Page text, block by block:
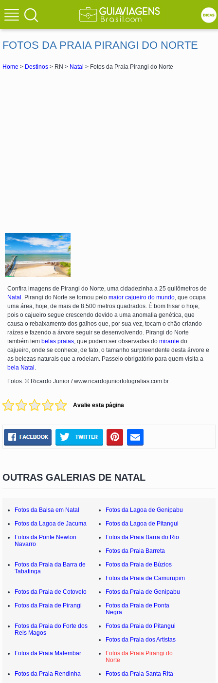
FOTOS DA PRAIA PIRANGI DO NORTE
Home > Destinos > RN > Natal > Fotos da Praia Pirangi do Norte
Confira imagens de Pirangi do Norte, uma cidadezinha a 25 quilômetros de
Natal . Pirangi do Norte se tornou pelo maior cajueiro do mundo , que ocupa
uma área, hoje, de mais de 8.500 metros quadrados. É bom frisar o hoje,
pois o cajueiro segue crescendo devido a uma anomalia genética, que
causa o rebaixamento dos galhos que, por sua vez, tocam o chão criando
raízes e fazendo a árvore seguir se desenvolvendo. Pirangi do Norte
também tem belas praias , que podem ser observadas do mirante do
cajueiro, onde se conhece, de fato, o tamanho surpreendente desta árvore e
as belezas naturais que a rodeiam. Passeio obrigatório para quem visita a
bela Natal
Fotos: © Ricardo Junior / www.ricardojuniorfotografias.com.br
Avalie esta página
OUTRAS GALERIAS DE NATAL
Fotos da Balsa em Natal
Fotos da Lagoa de Genipabu
Fotos da Lagoa de Jacuma
Fotos da Lagoa de Pitangui
Fotos da Ponte Newton
Navarro
Fotos da Praia Barra do Rio
Fotos da Praia Barreta
Fotos da Praia da Barra de
Tabatinga
Fotos da Praia de Búzios
Fotos da Praia de Camurupim
Fotos da Praia de Cotovelo
Fotos da Praia de Genipabu
Fotos da Praia de Pirangi
Fotos da Praia de Ponta
Negra
Fotos da Praia do Forte dos
Reis Magos
Fotos da Praia do Pitangui
Fotos da Praia dos Artistas
Fotos da Praia Malembar
Fotos da Praia Pirangi do
Norte
Fotos da Praia Rendinha
Fotos da Praia Santa Rita